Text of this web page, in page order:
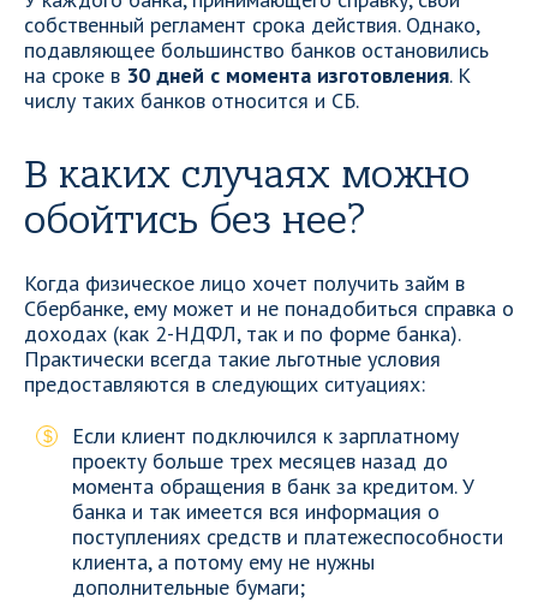
собственный регламент срока действия. Однако,
подавляющее большинство банков остановились
на сроке в 30 дней с момента изготовления. К
числу таких банков относится и СБ.
В каких случаях можно
обойтись без нее?
Когда физическое лицо хочет получить займ в
Сбербанке, ему может и не понадобиться справка о
доходах (как 2-НДФЛ, так и по форме банка).
Практически всегда такие льготные условия
предоставляются в следующих ситуациях:
Если клиент подключился к зарплатному
проекту больше трех месяцев назад до
момента обращения в банк за кредитом. У
банка и так имеется вся информация о
поступлениях средств и платежеспособности
клиента, а потому ему не нужны
дополнительные бумаги;